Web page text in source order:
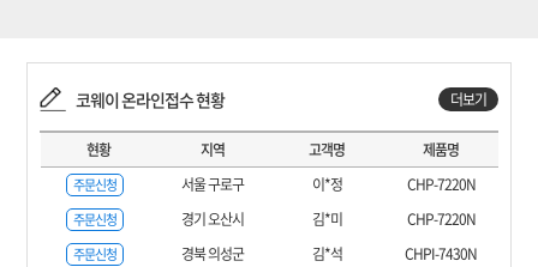
코웨이 온라인접수 현황 더보기
현황 지역 고객명 제품명
주문신청 서울 구로구 이*정 CHP-7220N
주문신청 경기 오산시 김*미 CHP-7220N
주문신청 경북 의성군 김*석 CHPI-7430N